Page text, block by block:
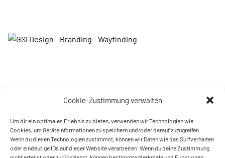
Cookie-Zustimmung verwalten
Um dir ein optimales Erlebnis zu bieten, verwenden wir Technologien wie
Cookies, um Geräteinformationen zu speichern und/oder darauf zuzugreifen.
Wenn du diesen Technologien zustimmst, können wir Daten wie das Surfverhalten
oder eindeutige IDs auf dieser Website verarbeiten. Wenn du deine Zustimmung
/